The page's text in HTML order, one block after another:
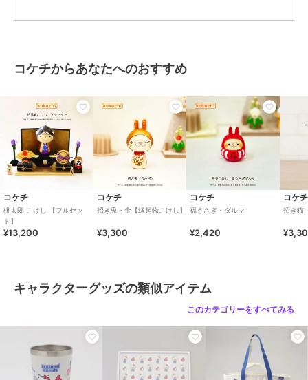
お手入れ
太陽光による色焼けや色あせを防
原産国 日本製
コケチからあなたへのおすすめ
コケチ
桃太郎 こけし 【フルセッ
ト】
¥13,200
コケチ
招き兎・金【縁起物こけし】
¥3,300
コケチ
福うさぎ・ダルマ
¥2,420
コケチ
招き猫
キャラクターグッズの類似アイテム
このカテゴリーをすべてみる